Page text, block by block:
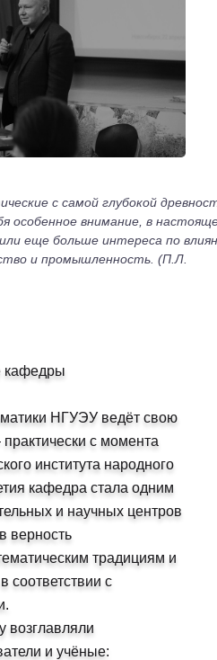
с самой глубокой
особенное внимание, в
еще больше интереса по
и промышленность. (П.Л.
кафедры
НГУЭУ ведёт свою
с момента
института народного
кафедра стала одним
и научных центров
верность
традициям и
соответствии с
возглавляли
и учёные: